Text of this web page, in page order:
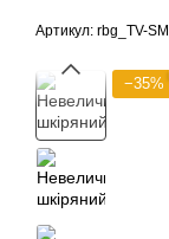
Артикул: rbg_TV-
−35%